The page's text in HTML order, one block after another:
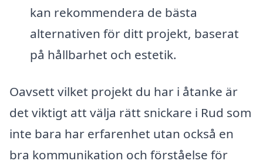
kan rekommendera de bästa
alternativen för ditt projekt, baserat
på hållbarhet och estetik.
Oavsett vilket projekt du har i åtanke är
det viktigt att välja rätt snickare i Rud som
inte bara har erfarenhet utan också en
bra kommunikation och förståelse för